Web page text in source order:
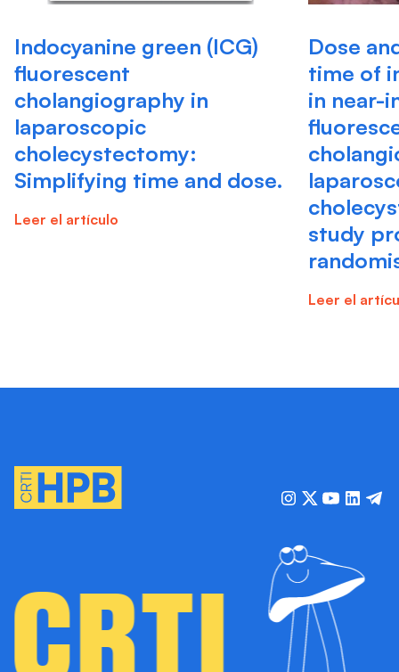
Indocyanine green (ICG)
fluorescent
cholangiography in
laparoscopic
cholecystectomy:
Simplifying time and dose.
Leer el artículo
Dose
time of
in near-
study
Leer el